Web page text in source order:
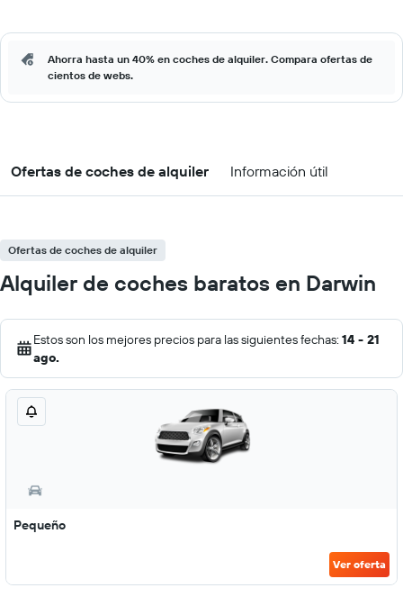
Ahorra hasta un 40% en coches de alquiler. Compara ofertas de
cientos de webs.
Ofertas de coches de alquiler Información útil
Ofertas de coches de alquiler
Alquiler de coches baratos en Darwin
Estos son los mejores precios para las siguientes fechas: 14 - 21
ago.
Pequeño
Ver oferta